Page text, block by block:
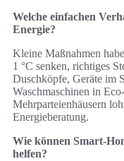
Welche einfachen
Energie?
Kleine Maßnahmen
1 °C senken, richtiges
Duschköpfe, Geräte im
Waschmaschinen in
Mehrparteienhäusern
Energieberatung.
Wie können Smart-
helfen?